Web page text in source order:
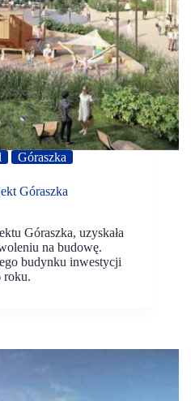
Góraszka
Góraszka
Góraszka, uzyskała
na budowę.
budynku inwestycji
roku.